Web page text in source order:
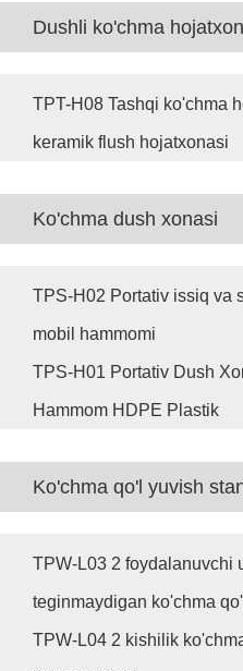
Dushli ko'chma
TPT-H08 Tashqi ko'chma
keramik flush hojatxonasi
Ko'chma dush xonasi
TPS-H02 Portativ issiq va
mobil hammomi
TPS-H01 Portativ Dush
Hammom HDPE Plastik
Ko'chma qo'l yuvish
TPW-L03 2 foydalanuvchi
teginmaydigan ko'chma
TPW-L04 2 kishilik